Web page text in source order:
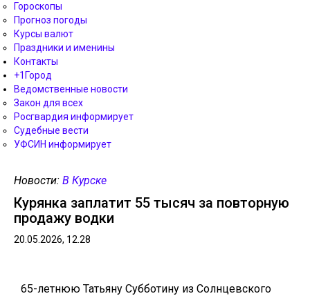
Гороскопы
Прогноз погоды
Курсы валют
Праздники и именины
Контакты
+1Город
Ведомственные новости
Закон для всех
Росгвардия информирует
Судебные вести
УФСИН информирует
Новости: В Курске
Курянка заплатит 55 тысяч за повторную
продажу водки
20.05.2026, 12.28
65-летнюю Татьяну Субботину из Солнцевского